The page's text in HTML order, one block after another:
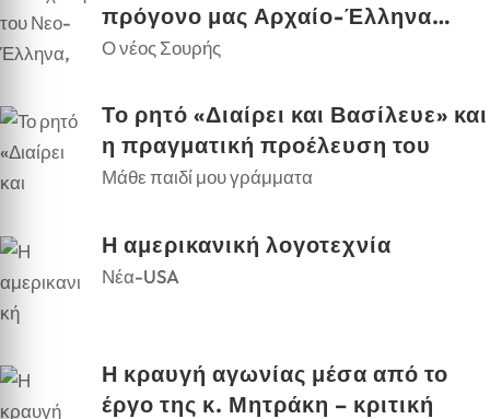
πρόγονο μας Αρχαίο-Έλληνα…
Ο νέος Σουρής
Το ρητό «Διαίρει και Βασίλευε» και
η πραγματική προέλευση του
Μάθε παιδί μου γράμματα
Η αμερικανική λογοτεχνία
Νέα-USA
Η κραυγή αγωνίας μέσα από το
έργο της κ. Μητράκη – κριτική